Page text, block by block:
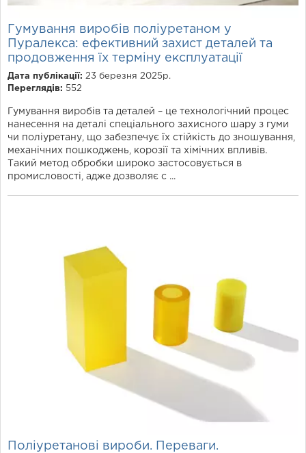
Гумування виробів поліуретаном у
Пуралекса: ефективний захист деталей та
продовження їх терміну експлуатації
Дата публікації: 23 березня 2025р.
Переглядів: 552
Гумування виробів та деталей – це технологічний процес
нанесення на деталі спеціального захисного шару з гуми
чи поліуретану, що забезпечує їх стійкість до зношування,
механічних пошкоджень, корозії та хімічних впливів.
Такий метод обробки широко застосовується в
промисловості, адже дозволяє с ...
Поліуретанові вироби. Переваги.